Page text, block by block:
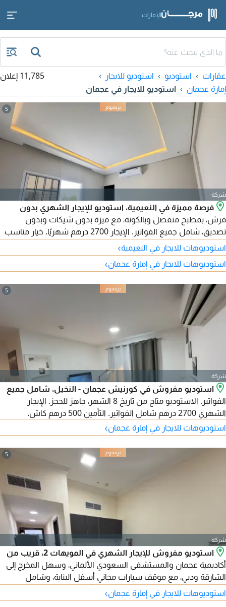
الإمارات
عقارات استوديو
استوديو للايجار
إمارة عجمان
استوديو للايجار في عجمان
11,785 إعلان
5
شركة
فرصة مميزة في النعيمية، استوديو للإيجار الشهري بدون
فرش، بمطبخ منفصل وبالكونة، مع ميزة بدون شيكات وبدون
تصديق، شامل جميع الفواتير. الإيجار 2700 درهم شهريًا. خيار مناسب
للسكن بسعر اقتصادي وموقع حيوي.
استوديوهات للايجار في النعيمية›
استوديوهات للايجار في إمارة عجمان›
5
شركة
استوديو مفروش في كورنيش عجمان - النخيل، شامل جميع
الفواتير. الاستوديو متاح من تاريخ 8 الشهر، جاهز للحجز. الإيجار
الشهري 2700 درهم شامل الفواتير. التأمين 500 درهم كاش.
استوديوهات للايجار في إمارة عجمان›
5
شركة
استوديو مفروش للإيجار الشهري في المويهات 2، قريب من
أكاديمية عجمان والمستشفى السعودي الألماني، وسهل المخرج إلى
الشارقة ودبي، مع موقف سيارات مجاني أسفل البناية، وشامل
متاح اليوم.
استوديوهات للايجار في إمارة عجمان›